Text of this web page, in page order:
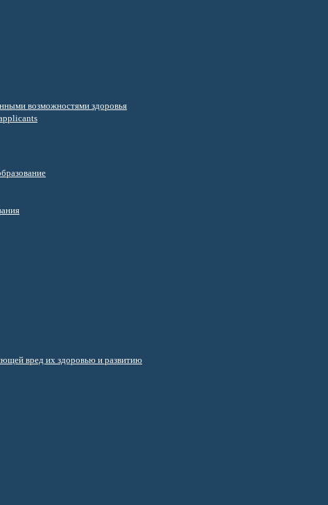
возможностями здоровья
вред их здоровью и развитию